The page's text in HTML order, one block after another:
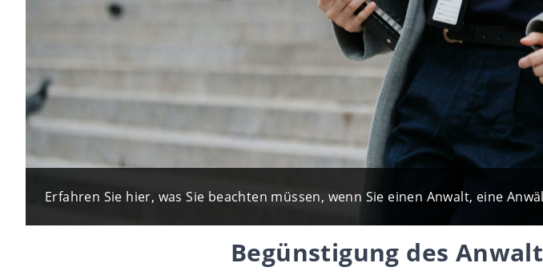
Erfahren Sie hier, was Sie beachten müssen, wenn Sie einen Anwalt, eine
Begünstigung des